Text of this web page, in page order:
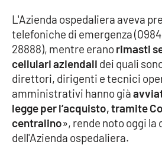
Cultura
Economia e Lavoro
Politica
Sanità
L'Azienda ospedaliera aveva
telefoniche di emergenza
28888), mentre eranorimasti
cellulari aziendali dei quali
direttori, dirigenti e tecnici
amministrativi hanno già
legge per l’acquisto, tramite
centralino», rende noto oggi la
dell'Azienda ospedaliera.